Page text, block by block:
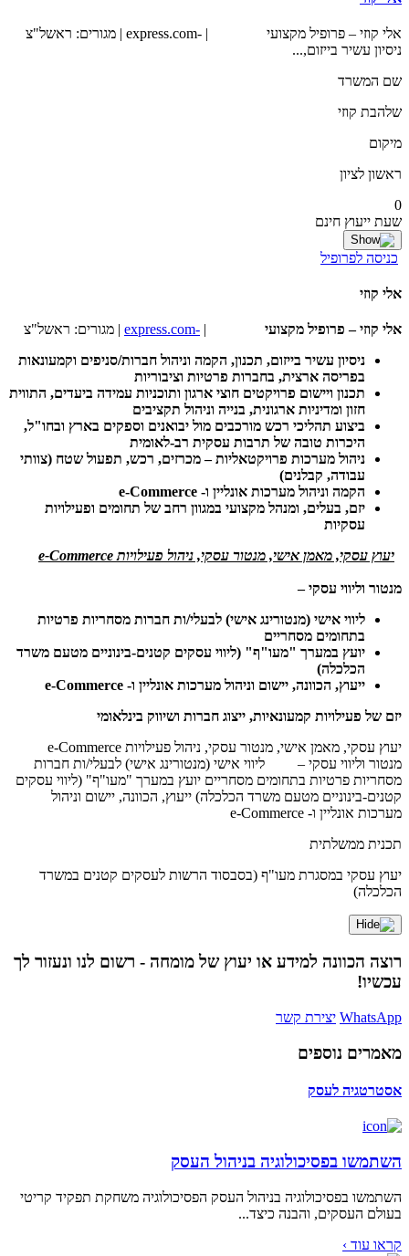
אלי קוזי – פרופיל מקצועי | -express.com | מגורים: ראשל"צ
ניסיון עשיר בייזום,...
שם המשרד
שלהבת קוזי
מיקום
ראשון לציון
0
שעת ייעוץ חינם
כניסה לפרופיל
אלי קוזי
אלי קוזי – פרופיל מקצועי |
-express.com
| מגורים: ראשל"צ
ניסיון עשיר בייזום, תכנון, הקמה וניהול חברות/סניפים וקמעונאות
בפריסה ארצית, בחברות פרטיות וציבוריות
תכנון ויישום פרויקטים חוצי ארגון ותוכניות עמידה ביעדים, התווית
חזון ומדיניות ארגונית, בנייה וניהול תקציבים
ביצוע תהליכי רכש מורכבים מול יבואנים וספקים בארץ ובחו"ל,
היכרות טובה של תרבות עסקית רב-לאומית
ניהול מערכות פרויקטאליות – מכרזים, רכש, תפעול שטח (צוותי
עבודה, קבלנים)
הקמה וניהול מערכות אונליין ו- e-Commerce
יזם, בעלים, ומנהל מקצועי במגוון רחב של תחומים ופעילויות
עסקיות
יעוץ עסקי, מאמן אישי, מנטור עסקי, ניהול פעילויותe-Commerce
מנטור וליווי עסקי –
ליווי אישי (מנטורינג אישי) לבעלי/ות חברות מסחריות פרטיות
בתחומים מסחריים
יועץ במערך "מעו"ף" (ליווי עסקים קטנים-בינוניים מטעם משרד
הכלכלה)
ייעוץ, הכוונה, יישום וניהול מערכות אונליין ו- e-Commerce
יזם של פעילויות קמעונאיות, ייצוג חברות ושיווק בינלאומי
מנטור וליווי עסקי – ליווי אישי (מנטורינג אישי) לבעלי/ות חברות
מסחריות פרטיות בתחומים מסחריים יועץ במערך "מעו"ף" (ליווי עסקים
קטנים-בינוניים מטעם משרד הכלכלה) ייעוץ, הכוונה, יישום וניהול
מערכות אונליין ו- e-Commerce
תכנית ממשלתית
יעוץ עסקי במסגרת מעו"ף (בסבסוד הרשות לעסקים קטנים במשרד
הכלכלה)
רוצה הכוונה למידע או יעוץ של מומחה - רשום לנו ונעזור לך
עכשיו!
WhatsApp יצירת קשר
מאמרים נוספים
אסטרטגיה לעסק
השתמשו בפסיכולוגיה בניהול העסק
השתמשו בפסיכולוגיה בניהול העסק הפסיכולוגיה משחקת תפקיד קריטי
בעולם העסקים, והבנה כיצד...
קראו עוד ›